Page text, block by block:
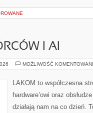
I AI
MOŻLIWOŚĆ
LAKOM to współczesna
hardware’owi oraz
działają nam na co dzień.